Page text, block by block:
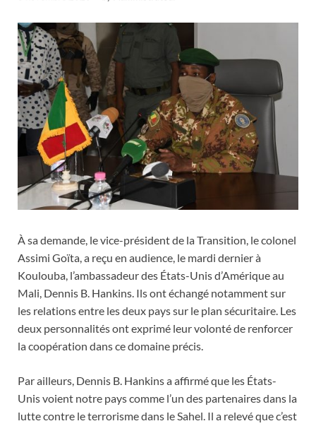
À sa demande, le vice-président de la Transition, le colonel
Assimi Goïta, a reçu en audience, le mardi dernier à
Koulouba, l’ambassadeur des États-Unis d’Amérique au
Mali, Dennis B. Hankins. Ils ont échangé notamment sur
les relations entre les deux pays sur le plan sécuritaire. Les
deux personnalités ont exprimé leur volonté de renforcer
la coopération dans ce domaine précis.
Par ailleurs, Dennis B. Hankins a affirmé que les États-
Unis voient notre pays comme l’un des partenaires dans la
lutte contre le terrorisme dans le Sahel. Il a relevé que c’est